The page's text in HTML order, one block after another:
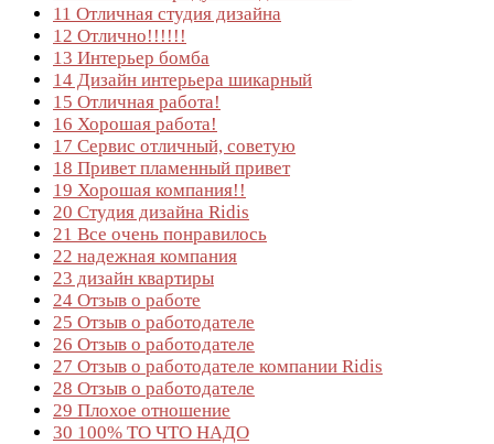
11 Отличная студия дизайна
12 Отлично!!!!!!
13 Интерьер бомба
14 Дизайн интерьера шикарный
15 Отличная работа!
16 Хорошая работа!
17 Сервис отличный, советую
18 Привет пламенный привет
19 Хорошая компания!!
20 Студия дизайна Ridis
21 Все очень понравилось
22 надежная компания
23 дизайн квартиры
24 Отзыв о работе
25 Отзыв о работодателе
26 Отзыв о работодателе
27 Отзыв о работодателе компании Ridis
28 Отзыв о работодателе
29 Плохое отношение
30 100% ТО ЧТО НАДО